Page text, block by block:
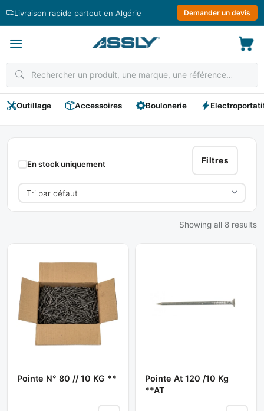
Livraison rapide partout en Algérie Demander un devis
Outillage Accessoires Boulonerie
Pointe
Bois
Filtres
En stock uniquement
Showing all 8 results
Pointe N° 80 // 10 KG **
Pointe At 120 /10 Kg
**AT